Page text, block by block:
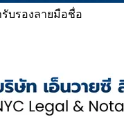
บรองลายมือชื่อ